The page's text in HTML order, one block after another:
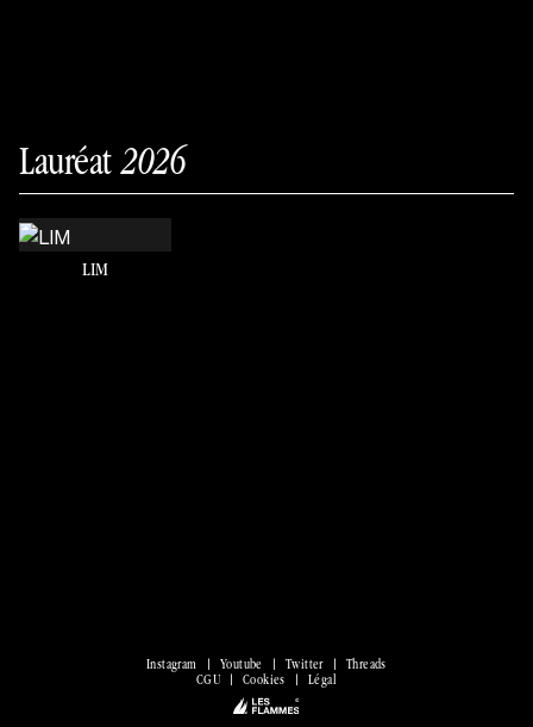
Lauréat 2026
LIM
Instagram Youtube Twitter
Threads
CGU
Cookies Légal